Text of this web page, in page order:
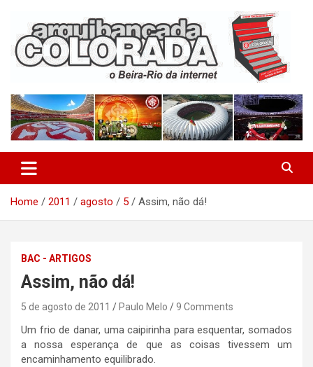
content
Arquibancada Colorada
Home 2011 agosto 5 Assim, não dá!
BAC - ARTIGOS
Assim, não dá!
5 de agosto de 2011 Paulo Melo 9 Comments
Um frio de danar, uma caipirinha para esquentar, somados
a nossa esperança de que as coisas tivessem um
encaminhamento equilibrado.